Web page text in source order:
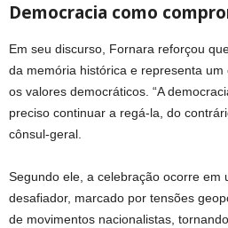
Democracia como
Em seu discurso, Fornara reforçou
da memória histórica e representa
os valores democráticos. “A
preciso continuar a regá-la, do
cônsul-geral.
Segundo ele, a celebração ocorre em
desafiador, marcado por tensões
de movimentos nacionalistas,